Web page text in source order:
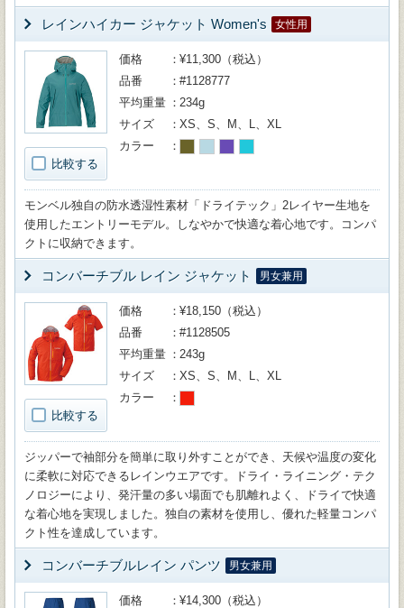
レインハイカー ジャケット Women's 女性用
比較する
価格
¥11,300（税込）
品番
#1128777
平均重量
234g
サイズ
XS、S、M、L、XL
カラー
モンベル独自の防水透湿性素材「ドライテック」2レイヤー生地を
使用したエントリーモデル。しなやかで快適な着心地です。コンパ
クトに収納できます。
コンバーチブル レイン ジャケット 男女兼用
比較する
価格
¥18,150（税込）
品番
#1128505
平均重量
243g
サイズ
XS、S、M、L、XL
カラー
ジッパーで袖部分を簡単に取り外すことができ、天候や温度の変化
に柔軟に対応できるレインウエアです。ドライ・ライニング・テク
ノロジーにより、発汗量の多い場面でも肌離れよく、ドライで快適
な着心地を実現しました。独自の素材を使用し、優れた軽量コンパ
クト性を達成しています。
コンバーチブルレイン パンツ 男女兼用
価格
¥14,300（税込）